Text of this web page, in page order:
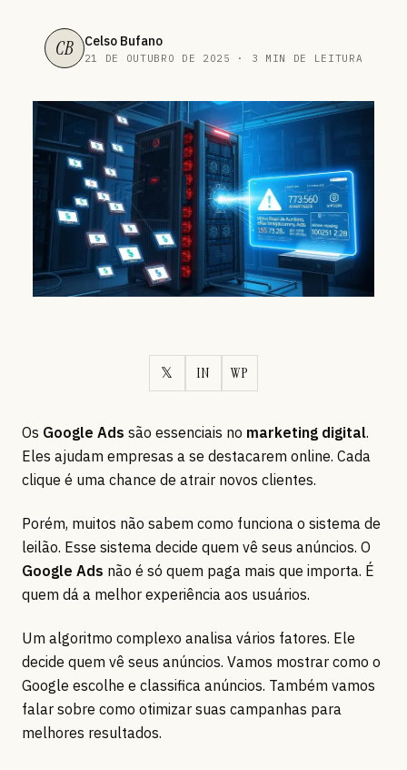
CB Celso Bufano
21 DE OUTUBRO DE 2025 · 3 MIN DE LEITURA
𝕏 IN WP
Os Google Ads são essenciais no marketing digital.
Eles ajudam empresas a se destacarem online. Cada
clique é uma chance de atrair novos clientes.
Porém, muitos não sabem como funciona o sistema de
leilão. Esse sistema decide quem vê seus anúncios. O
Google Ads não é só quem paga mais que importa. É
quem dá a melhor experiência aos usuários.
Um algoritmo complexo analisa vários fatores. Ele
decide quem vê seus anúncios. Vamos mostrar como o
Google escolhe e classifica anúncios. Também vamos
falar sobre como otimizar suas campanhas para
melhores resultados.